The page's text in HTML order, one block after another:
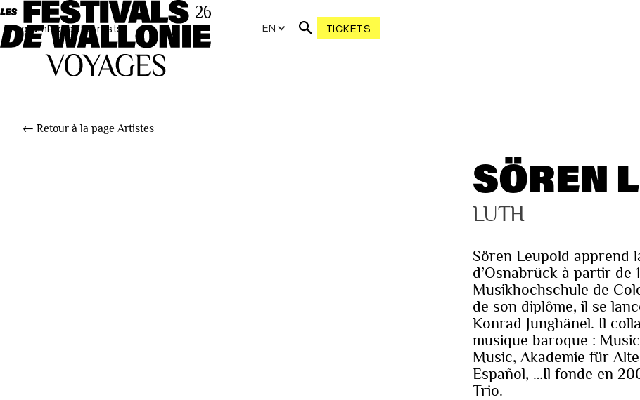
ProgramProjectsArtists EN TICKETS
← Retour à la page Artistes
SÖREN
LUTH
Sören Leupold apprend
d’Osnabrück à partir de
Musikhochschule de
de son diplôme, il se
Konrad Junghänel. Il
musique baroque :
Music, Akademie für
Español, …Il fonde en
Trio.